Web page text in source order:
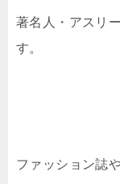
著名人・アスリ
す。
ファッション誌